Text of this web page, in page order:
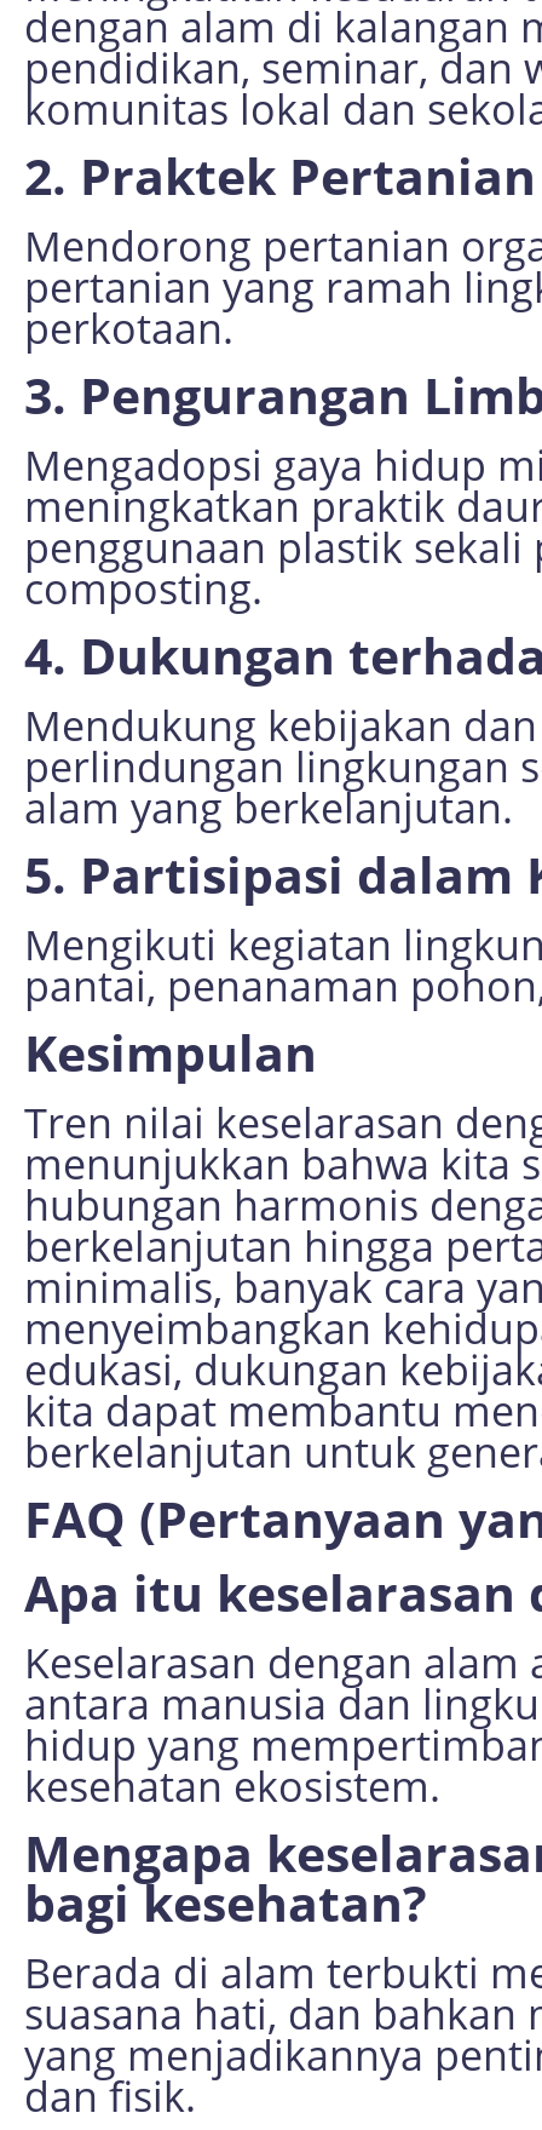
dengan alam di kalangan
pendidikan, seminar, dan
komunitas lokal dan
2. Praktek
Mendorong pertanian
pertanian yang ramah
perkotaan.
3. Pengurangan
Mengadopsi gaya hidup
meningkatkan praktik
penggunaan plastik
composting.
4. Dukungan
Mendukung kebijakan
perlindungan lingkungan
alam yang berkelanjutan.
5. Partisipasi dalam
Mengikuti kegiatan
pantai, penanaman
Kesimpulan
Tren nilai keselarasan
menunjukkan bahwa kita
hubungan harmonis
berkelanjutan hingga
minimalis, banyak cara
menyeimbangkan
edukasi, dukungan
kita dapat membantu
berkelanjutan untuk
FAQ (Pertanyaan
Apa itu keselarasan
Keselarasan dengan
antara manusia dan
hidup yang
kesehatan ekosistem.
Mengapa
bagi kesehatan?
Berada di alam terbukti
suasana hati, dan
yang menjadikannya
dan fisik.